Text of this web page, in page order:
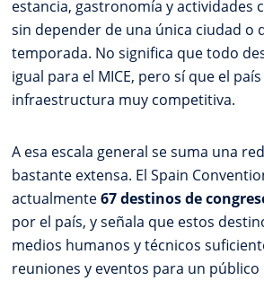
estancia, gastronomía y actividades
sin depender de una única ciudad o
temporada. No significa que todo
igual para el MICE, pero sí que el
infraestructura muy competitiva.
A esa escala general se suma una
bastante extensa. El Spain
actualmente67 destinos de
por el país, y señala que estos
medios humanos y técnicos
reuniones y eventos para un